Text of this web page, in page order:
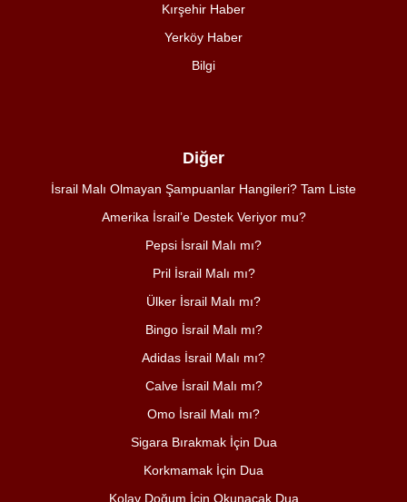
Kırşehir Haber
Yerköy Haber
Bilgi
Diğer
İsrail Malı Olmayan Şampuanlar Hangileri? Tam Liste
Amerika İsrail’e Destek Veriyor mu?
Pepsi İsrail Malı mı?
Pril İsrail Malı mı?
Ülker İsrail Malı mı?
Bingo İsrail Malı mı?
Adidas İsrail Malı mı?
Calve İsrail Malı mı?
Omo İsrail Malı mı?
Sigara Bırakmak İçin Dua
Korkmamak İçin Dua
Kolay Doğum İçin Okunacak Dua